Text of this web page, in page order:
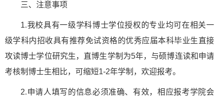
三、注意事项
1.我校具有一级学科博士学位授权的专业均可在相关一
级学科内招收具有推荐免试资格的优秀应届本科毕业生直接
攻读博士学位研究生，直博生学制为5年，与硕博连读和申请
考核制博士生相比，可缩短1-2年学制，欢迎报考。
2.申请人填写的信息必须准确、有效，相应报考学院会